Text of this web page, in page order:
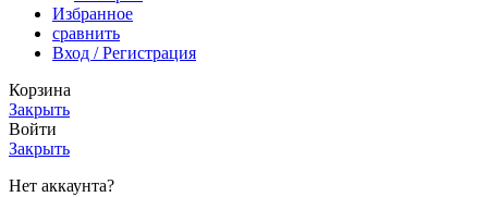
Избранное
сравнить
Вход / Регистрация
Корзина
Закрыть
Войти
Закрыть
Нет аккаунта?